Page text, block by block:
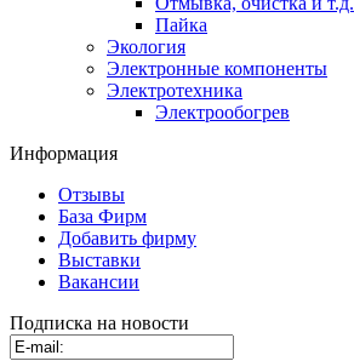
Пайка
Экология
Электронные компоненты
Электротехника
Электрообогрев
Информация
Отзывы
База Фирм
Добавить фирму
Выставки
Вакансии
Подписка на новости